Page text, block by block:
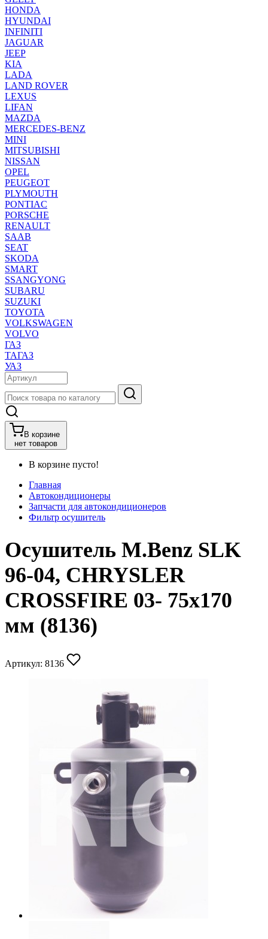
HONDA
HYUNDAI
INFINITI
JAGUAR
JEEP
KIA
LADA
LAND ROVER
LEXUS
LIFAN
MAZDA
MERCEDES-BENZ
MINI
MITSUBISHI
NISSAN
OPEL
PEUGEOT
PLYMOUTH
PONTIAC
PORSCHE
RENAULT
SAAB
SEAT
SKODA
SMART
SSANGYONG
SUBARU
SUZUKI
TOYOTA
VOLKSWAGEN
VOLVO
ГАЗ
ТАГАЗ
УАЗ
В корзине
нет товаров
В корзине пусто!
Главная
Автокондиционеры
Запчасти для автокондиционеров
Фильтр осушитель
Осушитель M.Benz SLK
96-04, CHRYSLER
CROSSFIRE 03- 75х170
мм (8136)
Артикул: 8136